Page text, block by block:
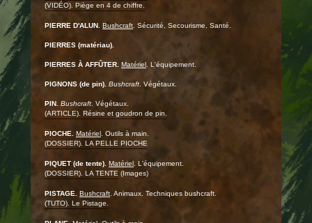
(VIDÉO). Piège en 4 de chiffre.
PIERRE D'ALUN. Bushcraft . Sécurité, Secourisme, Santé.
PIERRES (matériau).
PIERRES À AFFÛTER. Matériel . L'équipement.
PIGNONS (de pin). Bushcraft . Végétaux.
PIN. Bushcraft . Végétaux.
(ARTICLE). Résine et goudron de pin.
PIOCHE. Matériel . Outils à main.
(DOSSIER). LA PELLE PIOCHE
PIQUET (de tente). Matériel . L'équipement.
(DOSSIER). LA TENTE (Images)
PISTAGE. Bushcraft . Animaux. Techniques bushcraft.
(TUTO). Le Pistage.